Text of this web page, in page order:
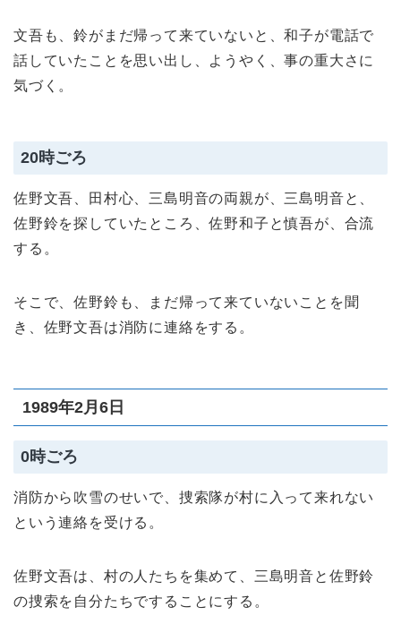
文吾も、鈴がまだ帰って来ていないと、和子が電話で
話していたことを思い出し、ようやく、事の重大さに
気づく。
20時ごろ
佐野文吾、田村心、三島明音の両親が、三島明音と、
佐野鈴を探していたところ、佐野和子と慎吾が、合流
する。
そこで、佐野鈴も、まだ帰って来ていないことを聞
き、佐野文吾は消防に連絡をする。
1989年2月6日
0時ごろ
消防から吹雪のせいで、捜索隊が村に入って来れない
という連絡を受ける。
佐野文吾は、村の人たちを集めて、三島明音と佐野鈴
の捜索を自分たちですることにする。